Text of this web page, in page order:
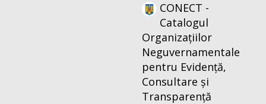
CONECT -
Catalogul
Organizațiilor
Neguvernamentale
pentru Evidență,
Consultare și
Transparență